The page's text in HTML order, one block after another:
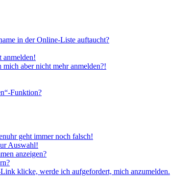
in der Online-Liste auftaucht?
anmelden!
aber nicht mehr anmelden?!
Funktion?
geht immer noch falsch!
Auswahl!
anzeigen?
klicke, werde ich aufgefordert, mich anzumelden.